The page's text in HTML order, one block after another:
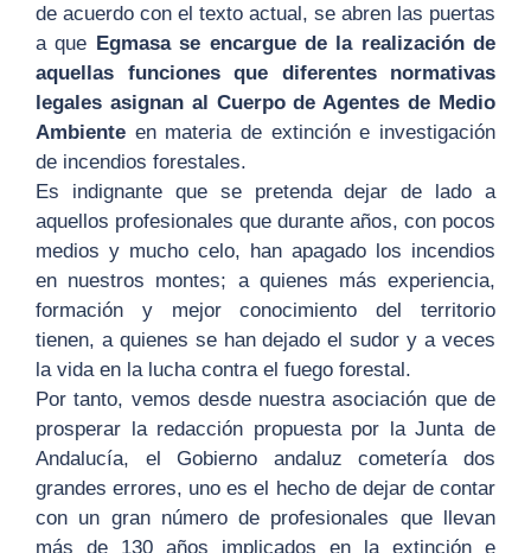
de acuerdo con el texto actual, se abren las puertas
a que Egmasa se encargue de la realización de
aquellas funciones que diferentes normativas
legales asignan al Cuerpo de Agentes de Medio
Ambiente en materia de extinción e investigación
de incendios forestales.
Es indignante que se pretenda dejar de lado a
aquellos profesionales que durante años, con pocos
medios y mucho celo, han apagado los incendios
en nuestros montes; a quienes más experiencia,
formación y mejor conocimiento del territorio
tienen, a quienes se han dejado el sudor y a veces
la vida en la lucha contra el fuego forestal.
Por tanto, vemos desde nuestra asociación que de
prosperar la redacción propuesta por la Junta de
Andalucía, el Gobierno andaluz cometería dos
grandes errores, uno es el hecho de dejar de contar
con un gran número de profesionales que llevan
más de 130 años implicados en la extinción e